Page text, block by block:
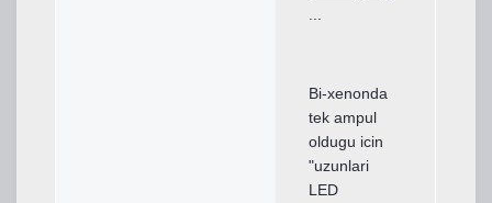
Bi-xenonda
tek ampul
oldugu icin
"uzunlari
LED